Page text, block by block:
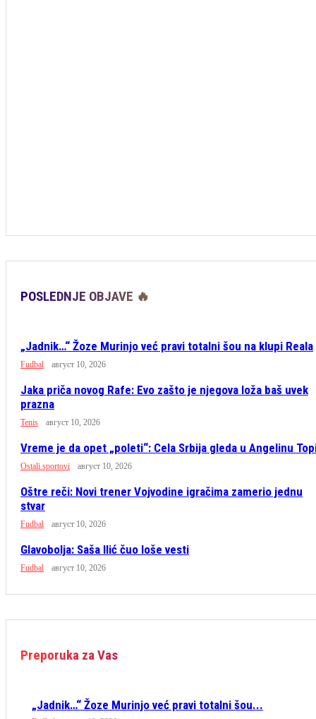
POSLEDNJE OBJAVE 🔥
„Jadnik…“ Žoze Murinjo već pravi totalni šou na klupi Reala
Fudbal август 10, 2026
Jaka priča novog Rafe: Evo zašto je njegova loža baš uvek
prazna
Tenis август 10, 2026
Vreme je da opet „poleti“: Cela Srbija gleda u Angelinu
Ostali sportovi август 10, 2026
Oštre reči: Novi trener Vojvodine igračima zamerio jednu
stvar
Fudbal август 10, 2026
Glavobolja: Saša Ilić čuo loše vesti
Fudbal август 10, 2026
Preporuka za Vas
„Jadnik…“ Žoze Murinjo već pravi totalni šou...